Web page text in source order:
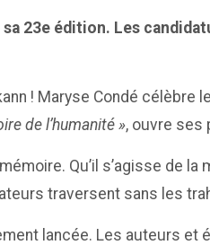
23e édition. Les
! Maryse Condé
de l’humanité », ouvre ses
Qu’il s’agisse de
traversent sans les
lancée. Les auteurs